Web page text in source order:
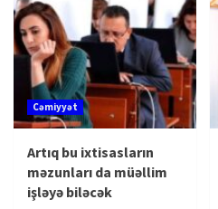
Cəmiyyət
Artıq bu ixtisasların
məzunları da müəllim
işləyə biləcək